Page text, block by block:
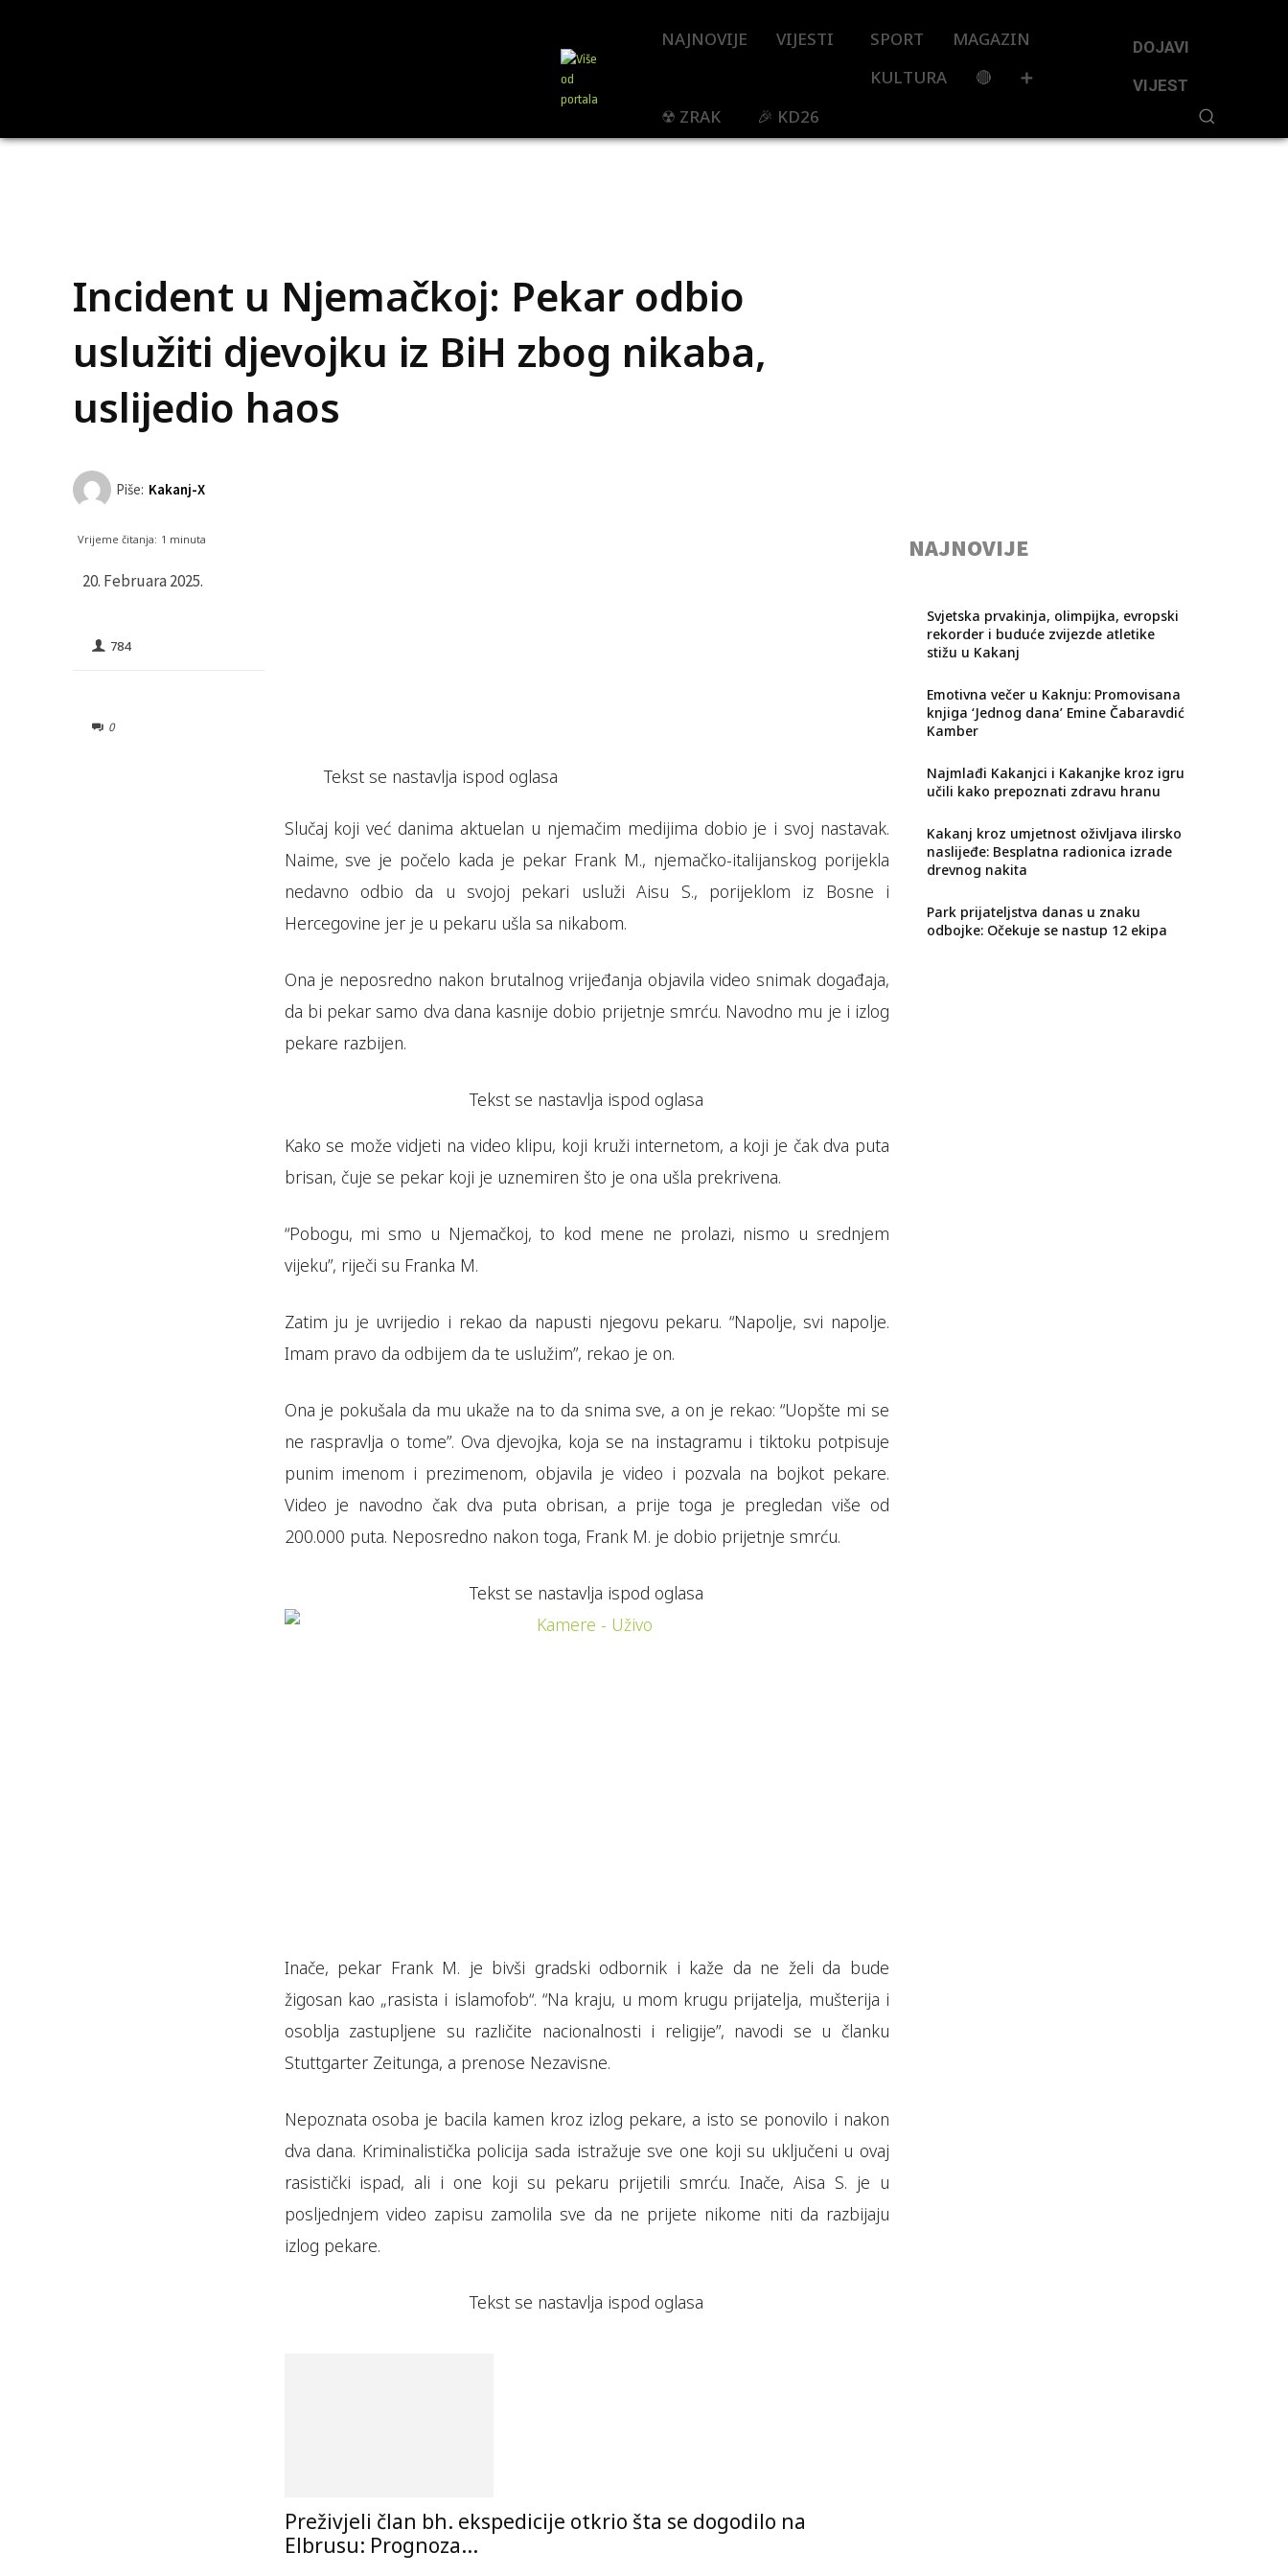
NAJNOVIJE VIJESTI SPORT
MAGAZIN
KULTURA
🔴
➕
☢ ZRAK
🎉 KD26
DOJAVI
VIJEST
Incident u Njemačkoj: Pekar odbio
uslužiti djevojku iz BiH zbog nikaba,
uslijedio haos
Piše: Kakanj-X
Vrijeme čitanja: 1 minuta
20. Februara 2025.
784
0
Tekst se nastavlja ispod oglasa
Slučaj koji već danima aktuelan u njemačim medijima dobio je i svoj nastavak.
Naime, sve je počelo kada je pekar Frank M., njemačko-italijanskog porijekla
nedavno odbio da u svojoj pekari usluži Aisu S., porijeklom iz Bosne i
Hercegovine jer je u pekaru ušla sa nikabom.
Ona je neposredno nakon brutalnog vrijeđanja objavila video snimak događaja,
da bi pekar samo dva dana kasnije dobio prijetnje smrću. Navodno mu je i izlog
pekare razbijen.
Tekst se nastavlja ispod oglasa
Kako se može vidjeti na video klipu, koji kruži internetom, a koji je čak dva puta
brisan, čuje se pekar koji je uznemiren što je ona ušla prekrivena.
“Pobogu, mi smo u Njemačkoj, to kod mene ne prolazi, nismo u srednjem
vijeku”, riječi su Franka M.
Zatim ju je uvrijedio i rekao da napusti njegovu pekaru. “Napolje, svi napolje.
Imam pravo da odbijem da te uslužim”, rekao je on.
Ona je pokušala da mu ukaže na to da snima sve, a on je rekao: “Uopšte mi se
ne raspravlja o tome”. Ova djevojka, koja se na instagramu i tiktoku potpisuje
punim imenom i prezimenom, objavila je video i pozvala na bojkot pekare.
Video je navodno čak dva puta obrisan, a prije toga je pregledan više od
200.000 puta. Neposredno nakon toga, Frank M. je dobio prijetnje smrću.
Tekst se nastavlja ispod oglasa
Inače, pekar Frank M. je bivši gradski odbornik i kaže da ne želi da bude
žigosan kao „rasista i islamofob“. “Na kraju, u mom krugu prijatelja, mušterija i
osoblja zastupljene su različite nacionalnosti i religije”, navodi se u članku
Stuttgarter Zeitunga, a prenose Nezavisne.
Nepoznata osoba je bacila kamen kroz izlog pekare, a isto se ponovilo i nakon
dva dana. Kriminalistička policija sada istražuje sve one koji su uključeni u ovaj
rasistički ispad, ali i one koji su pekaru prijetili smrću. Inače, Aisa S. je u
posljednjem video zapisu zamolila sve da ne prijete nikome niti da razbijaju
izlog pekare.
Tekst se nastavlja ispod oglasa
Preživjeli član bh. ekspedicije otkrio šta se dogodilo na
Elbrusu: Prognoza...
NAJNOVIJE
Svjetska prvakinja, olimpijka, evropski
rekorder i buduće zvijezde atletike
stižu u Kakanj
Emotivna večer u Kaknju: Promovisana
knjiga ‘Jednog dana’ Emine Čabaravdić
Kamber
Najmlađi Kakanjci i Kakanjke kroz igru
učili kako prepoznati zdravu hranu
Kakanj kroz umjetnost oživljava ilirsko
naslijeđe: Besplatna radionica izrade
drevnog nakita
Park prijateljstva danas u znaku
odbojke: Očekuje se nastup 12 ekipa